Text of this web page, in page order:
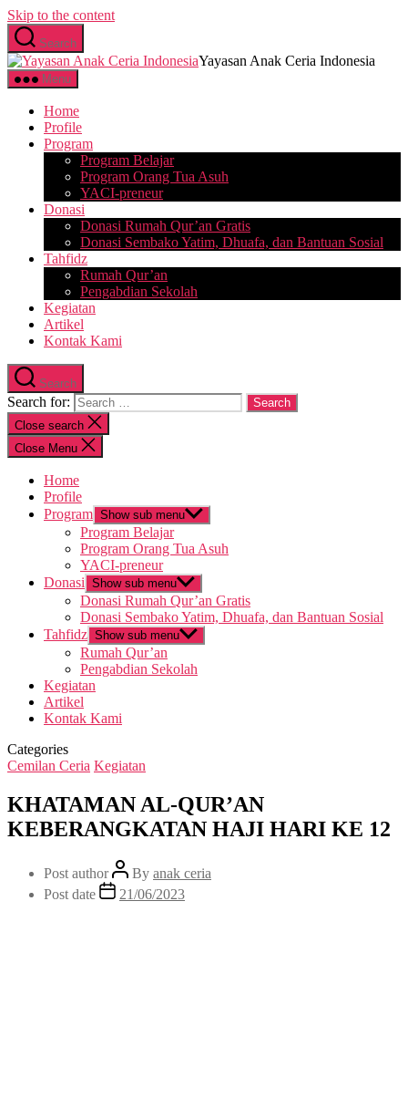
Skip to the content
Search
Yayasan Anak Ceria Indonesia
Menu
Home
Profile
Program
Program Belajar
Program Orang Tua Asuh
YACI-preneur
Donasi
Donasi Rumah Qur’an Gratis
Donasi Sembako Yatim, Dhuafa, dan Bantuan Sosial
Tahfidz
Rumah Qur’an
Pengabdian Sekolah
Kegiatan
Artikel
Kontak Kami
Search
Search for:
Close search
Close Menu
Home
Profile
Program Show sub menu
Program Belajar
Program Orang Tua Asuh
YACI-preneur
Donasi Show sub menu
Donasi Rumah Qur’an Gratis
Donasi Sembako Yatim, Dhuafa, dan Bantuan Sosial
Tahfidz Show sub menu
Rumah Qur’an
Pengabdian Sekolah
Kegiatan
Artikel
Kontak Kami
Categories
Cemilan Ceria Kegiatan
KHATAMAN AL-QUR’AN
KEBERANGKATAN HAJI HARI KE 12
Post author By anak ceria
Post date
21/06/2023